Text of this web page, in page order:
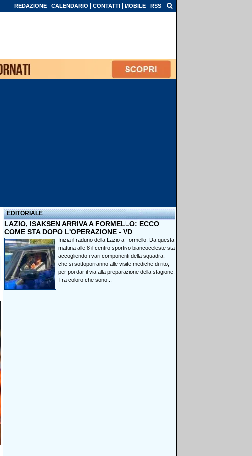
REDAZIONE CALENDARIO CONTATTI MOBILE RSS
EDITORIALE
LAZIO, ISAKSEN ARRIVA A FORMELLO: ECCO
COME STA DOPO L'OPERAZIONE - VD
Inizia il raduno della Lazio a Formello. Da questa
mattina alle 8 il centro sportivo biancoceleste sta
accogliendo i vari componenti della squadra,
che si sottoporranno alle visite mediche di rito,
per poi dar il via alla preparazione della stagione.
Tra coloro che sono...